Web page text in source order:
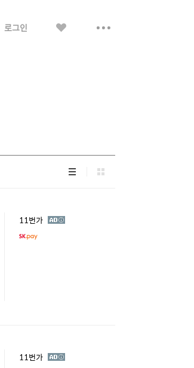
로그인 보
리
스
그
리
11번가 광
11번가 광